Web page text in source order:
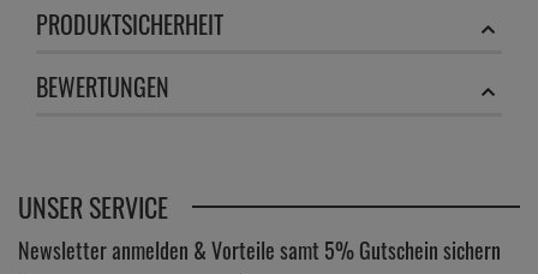
PRODUKTSICHERHEIT
BEWERTUNGEN
UNSER SERVICE
Newsletter anmelden & Vorteile samt 5% Gutschein sichern